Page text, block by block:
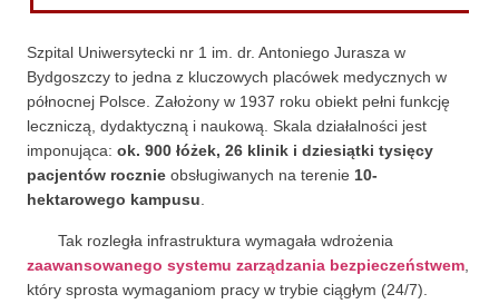
Szpital Uniwersytecki nr 1 im. dr. Antoniego Jurasza w
Bydgoszczy to jedna z kluczowych placówek medycznych w
północnej Polsce. Założony w 1937 roku obiekt pełni funkcję
leczniczą, dydaktyczną i naukową. Skala działalności jest
imponująca: ok. 900 łóżek, 26 klinik i dziesiątki tysięcy
pacjentów rocznie obsługiwanych na terenie 10-
hektarowego kampusu
Tak rozległa infrastruktura wymagała wdrożenia
zaawansowanego systemu zarządzania bezpieczeństwem
który sprosta wymaganiom pracy w trybie ciągłym (24/7).
nie są